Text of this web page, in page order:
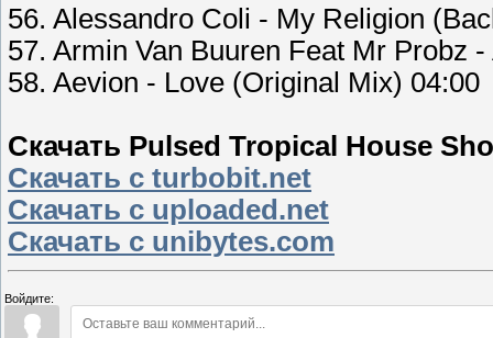
56. Alessandro Coli - My Religion
57. Armin Van Buuren Feat Mr Probz
58. Aevion - Love (Original Mix) 04:00
Скачать Pulsed Tropical House
Скачать с turbobit.net
Скачать с uploaded.net
Скачать с unibytes.com
Войдите: